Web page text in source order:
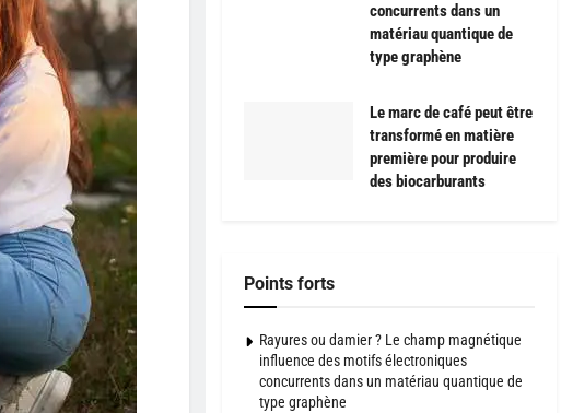
concurrents dans un
matériau quantique de
type graphène
Le marc de café peut être
transformé en matière
première pour produire
des biocarburants
Points forts
Rayures ou damier ? Le champ magnétique
influence des motifs électroniques
concurrents dans un matériau quantique de
type graphène